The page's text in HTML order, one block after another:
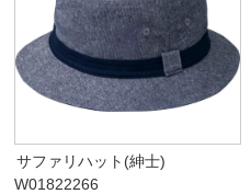
サファリハット(紳士)
W01822266